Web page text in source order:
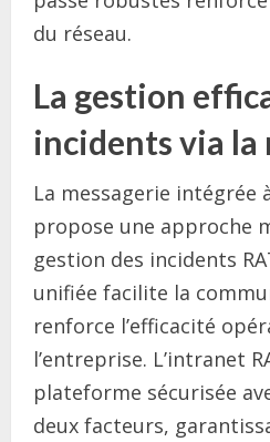
du réseau.
La gestion
incidents via la
La messagerie intégrée
propose une approche
gestion des incidents
unifiée facilite la
renforce l’efficacité
l’entreprise. L’intranet
plateforme sécurisée
deux facteurs,